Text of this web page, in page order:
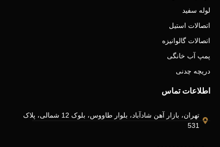
لوله سفید
اتصالات استیل
اتصالات گالوانیزه
پمپ آب خانگی
دریچه چدنی
اطلاعات تماس
تهران، بازار آهن شادآباد، بلوار طاووس، بلوک 12 شمالی، پلاک
531